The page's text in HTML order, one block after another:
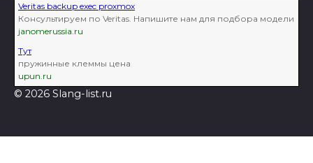
Veritas backup exec proxmox
Консультируем по Veritas. Напишите нам для подбора модели
janomerussia.ru
Тут
пружинные клеммы цена
upun.ru
© 2026 Slang-list.ru